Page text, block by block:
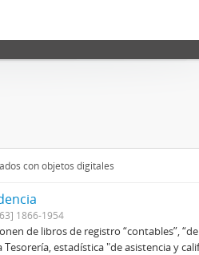
con objetos digitales
1866-1954
de libros de registro “contables”,
estadística "de asistencia y